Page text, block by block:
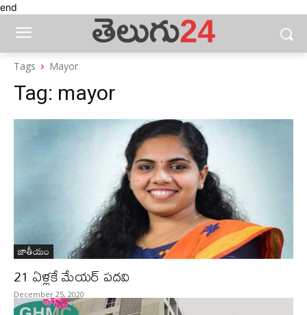
end
Tags Mayor
Tag: mayor
జాతీయం
21 ఏళ్లకే మేయర్‌ పదవి
December 25, 2020